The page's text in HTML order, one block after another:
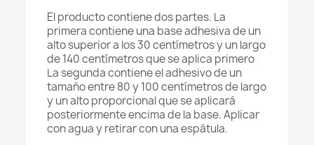
El producto contiene dos partes. La
primera contiene una base adhesiva de un
alto superior a los 30 centímetros y un largo
de 140 centímetros que se aplica primero
La segunda contiene el adhesivo de un
tamaño entre 80 y 100 centímetros de largo
y un alto proporcional que se aplicará
posteriormente encima de la base. Aplicar
con agua y retirar con una espátula.